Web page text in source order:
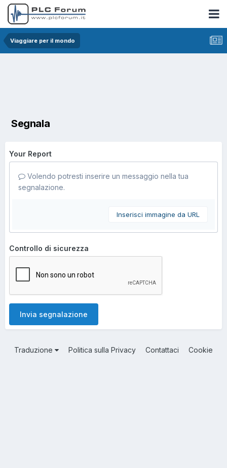
Viaggiare per il mondo
Segnala
Your Report
Volendo potresti inserire un messaggio nella tua
segnalazione.
Inserisci immagine da URL
Controllo di sicurezza
Invia segnalazione
Traduzione Politica sulla Privacy Contattaci Cookie